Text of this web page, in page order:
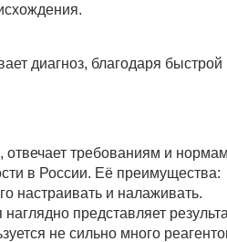
диагноз, благодаря быстрой
требованиям и
в России. Её преимущества:
настраивать и налаживать.
представляет
не сильно много